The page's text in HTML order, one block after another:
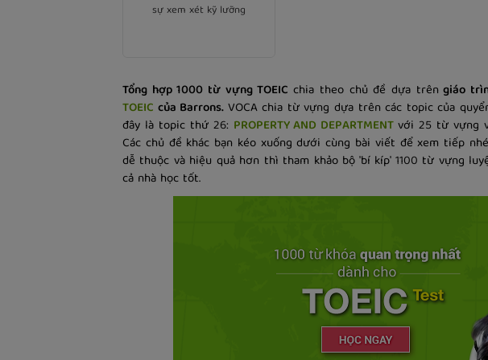
sự xem xét kỹ lưỡng
Tổng hợp 1000 từ vựng TOEICchia theo chủ đề dựa trêngiáo
TOEIC của Barrons.VOCA chia từ vựng dựa trên các topic của
đây là topic thứ 26: PROPERTY AND DEPARTMENT với 25 từ vựng
Các chủ đề khác bạn kéo xuống dưới cùng bài viết để xem tiếp
dễ thuộc và hiệu quả hơn thì tham khảo bộ 'bí kíp' 1100 từ vựng
cả nhà học tốt.